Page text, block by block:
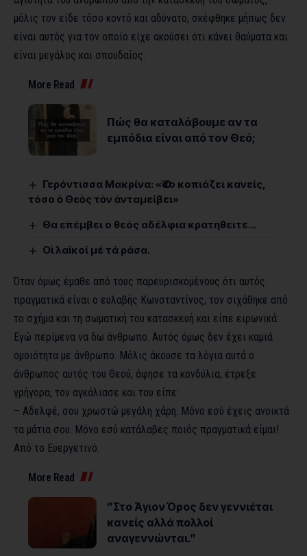
μόλις τον είδε τόσο κοντό και αδύνατο, σκέφθηκε μήπως δεν
είναι αυτός για τον οποίο είχε ακούσει ότι κάνει θαύματα και
είναι μεγάλος και σπουδαίος.
More Read
Πώς θα καταλάβουμε αν τα
εμπόδια είναι από τον Θεό;
Γερόντισσα Μακρίνα: «Ὅσο κοπιάζει κανείς,
τόσο ὁ Θεὸς τὸν ἀνταμείβει»
Θα επέμβει ο θεός αδέλφια κρατηθειτε…
Οἱ λαϊκοί μέ τά ράσα.
Όταν όμως έμαθε από τους παρευρισκομένους ότι αυτός
πραγματικά είναι ο ευλαβής Κωνσταντίνος, τον σιχάθηκε από
το σχήμα και τη σωματική του κατασκευή και είπε ειρωνικά:
Εγώ περίμενα να δω άνθρωπο. Αυτός όμως δεν έχει καμιά
ομοιότητα με άνθρωπο. Μόλις άκουσε τα λόγια αυτά ο
άνθρωπος αυτός του Θεού, άφησε τα κονδύλια, έτρεξε
γρήγορα, τον αγκάλιασε και του είπε:
– Αδελφέ, σου χρωστώ μεγάλη χάρη. Μόνο εσύ έχεις ανοικτά
τα μάτια σου. Μόνο εσύ κατάλαβες ποιός πραγματικά είμαι!
Από το Ευεργετινό.
More Read
”Στο Άγιον Όρος δεν γεννιέται
κανείς αλλά πολλοί
αναγεννώνται.”